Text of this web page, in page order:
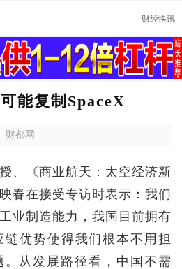
财经快讯
能复制SpaceX
财都网
、《商业航天：太空经济新
春在接受专访时表示：我们
业制造能力，我国目前拥有
链优势使得我们根本不用担
从发展路径看，中国不需